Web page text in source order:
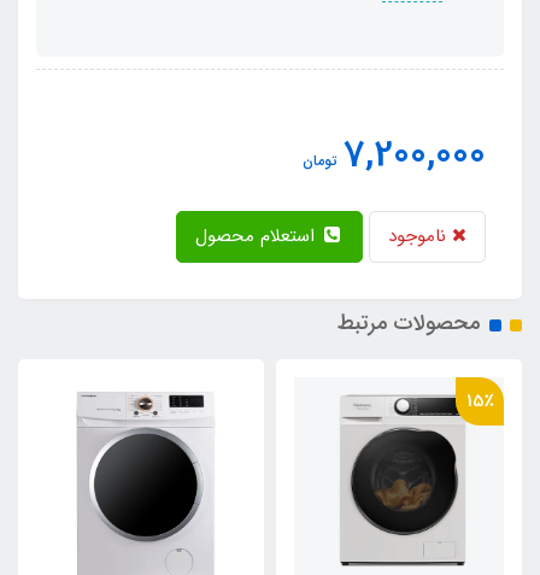
7,200,000 تومان
ناموجود
محصولات مرتبط
15٪